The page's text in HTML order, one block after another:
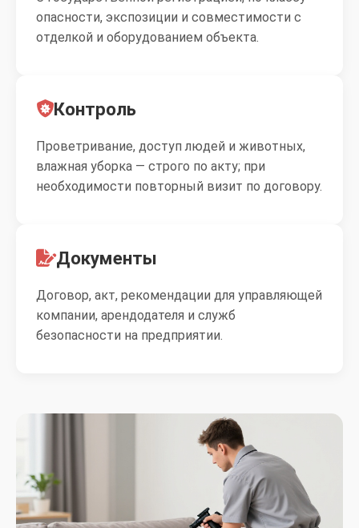
опасности, экспозиции и совместимости с
отделкой и оборудованием объекта.
Контроль
Проветривание, доступ людей и животных,
влажная уборка — строго по акту; при
необходимости повторный визит по договору.
Документы
Договор, акт, рекомендации для управляющей
компании, арендодателя и служб
безопасности на предприятии.